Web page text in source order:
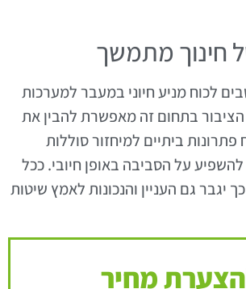
חינוך מתמשך
לכוח מניע חיוני במעבר למערכות
בתחום זה מאפשרת להבין את
ביתיים למיחזור סוללות
להשפיע על הסביבה באופן חיובי. ככל
יגבר גם העניין והנכונות לאמץ שיטות
מחיר